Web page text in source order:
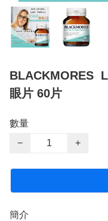
BLACKMORES
眼片 60片
數量
−
+
簡介